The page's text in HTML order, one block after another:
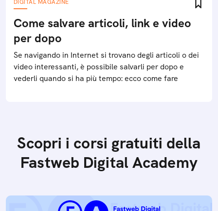
DIGITAL MAGAZINE
Come salvare articoli, link e video
per dopo
Se navigando in Internet si trovano degli articoli o dei
video interessanti, è possibile salvarli per dopo e
vederli quando si ha più tempo: ecco come fare
Scopri i corsi gratuiti della
Fastweb Digital Academy